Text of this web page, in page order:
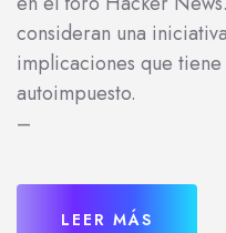
consideran una
implicaciones que
autoimpuesto.
–
LEER MÁS